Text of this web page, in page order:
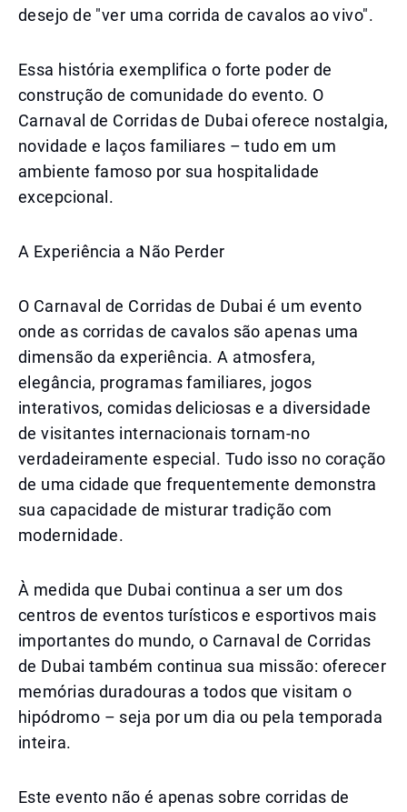
desejo de "ver uma corrida de cavalos ao vivo".
Essa história exemplifica o forte poder de
construção de comunidade do evento. O
Carnaval de Corridas de Dubai oferece nostalgia,
novidade e laços familiares – tudo em um
ambiente famoso por sua hospitalidade
excepcional.
A Experiência a Não Perder
O Carnaval de Corridas de Dubai é um evento
onde as corridas de cavalos são apenas uma
dimensão da experiência. A atmosfera,
elegância, programas familiares, jogos
interativos, comidas deliciosas e a diversidade
de visitantes internacionais tornam-no
verdadeiramente especial. Tudo isso no coração
de uma cidade que frequentemente demonstra
sua capacidade de misturar tradição com
modernidade.
À medida que Dubai continua a ser um dos
centros de eventos turísticos e esportivos mais
importantes do mundo, o Carnaval de Corridas
de Dubai também continua sua missão: oferecer
memórias duradouras a todos que visitam o
hipódromo – seja por um dia ou pela temporada
inteira.
Este evento não é apenas sobre corridas de